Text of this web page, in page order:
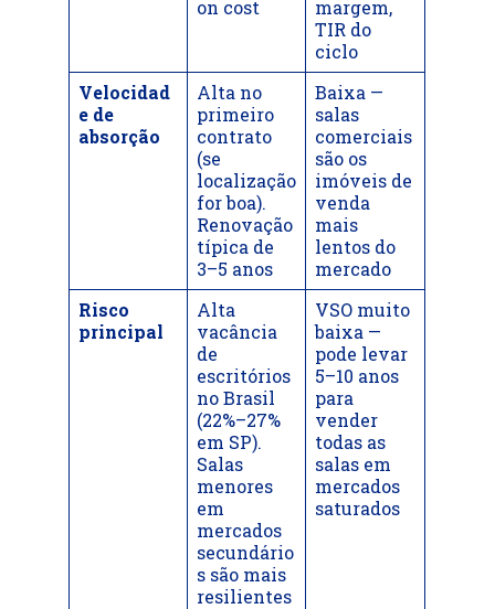
on cost
margem,
TIR do
ciclo
Velocidad
e de
absorção
Alta no
primeiro
contrato
(se
localização
for boa).
Renovação
típica de
3–5 anos
Baixa —
salas
comerciais
são os
imóveis de
venda
mais
lentos do
mercado
Risco
principal
Alta
vacância
de
escritórios
no Brasil
(22%–27%
em SP).
Salas
menores
em
mercados
secundário
s são mais
resilientes
VSO muito
baixa —
pode levar
5–10 anos
para
vender
todas as
salas em
mercados
saturados